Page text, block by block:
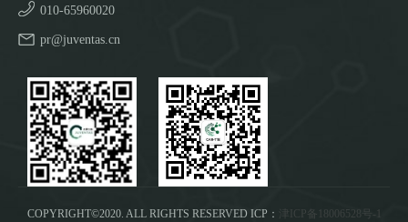
010-65960020
pr@juventas.cn
COPYRIGHT©2020. ALL RIGHTS RESERVED ICP： 津ICP备18006528号-1